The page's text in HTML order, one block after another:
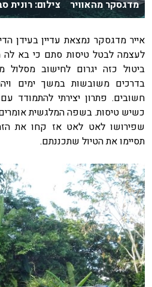
מדגסקר מהאוויר צילום: רונית
אייר מדגסקר נמצאת עדיין בעידן
לעצמה לבטל טיסות סתם כי בא לה
ביטול כזה יגרום לחישוב מסלול
בדרכים משובשות במשך ימים
חשובים. פתרון יצירתי להתמודד
שפירושו לאט לאט אז קחו את
תסיימו את הטיול שתכננתם.